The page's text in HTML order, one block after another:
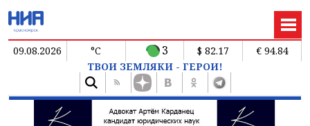
09.08.2026 °C 3 $ 82.17
€ 94.84
ТВОИ ЗЕМЛЯКИ - ГЕРОИ!